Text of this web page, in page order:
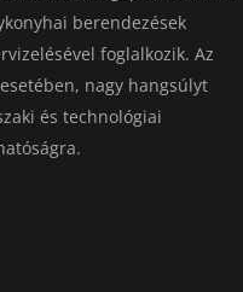
berendezések
foglalkozik. Az
nagy hangsúlyt
és technológiai